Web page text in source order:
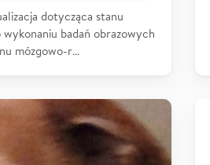
dotycząca stanu
badań obrazowych
mózgowo-r…